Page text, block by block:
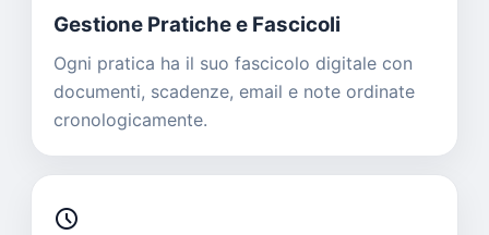
Gestione Pratiche e Fascicoli
Ogni pratica ha il suo fascicolo digitale con
documenti, scadenze, email e note ordinate
cronologicamente.
schedule